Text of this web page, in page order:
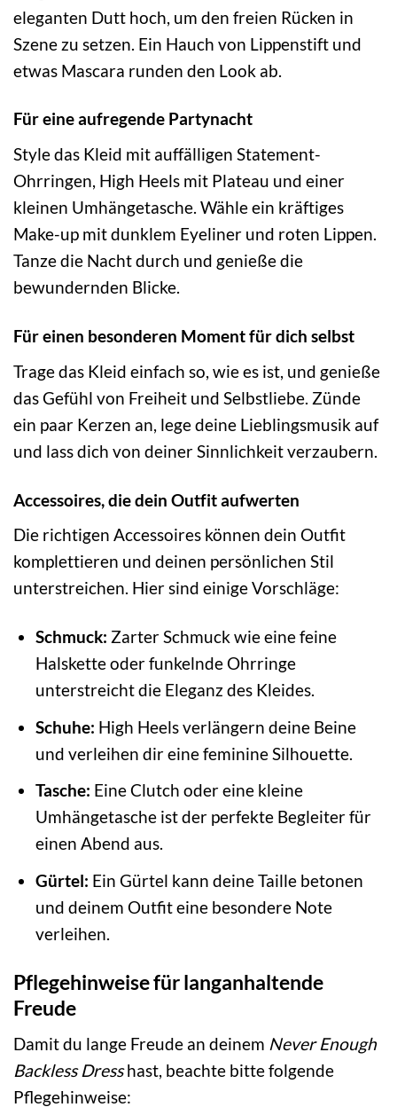
eleganten Dutt hoch, um den freien Rücken in
Szene zu setzen. Ein Hauch von Lippenstift und
etwas Mascara runden den Look ab.
Für eine aufregende Partynacht
Style das Kleid mit auffälligen Statement-
Ohrringen, High Heels mit Plateau und einer
kleinen Umhängetasche. Wähle ein kräftiges
Make-up mit dunklem Eyeliner und roten Lippen.
Tanze die Nacht durch und genieße die
bewundernden Blicke.
Für einen besonderen Moment für dich selbst
Trage das Kleid einfach so, wie es ist, und genieße
das Gefühl von Freiheit und Selbstliebe. Zünde
ein paar Kerzen an, lege deine Lieblingsmusik auf
und lass dich von deiner Sinnlichkeit verzaubern.
Accessoires, die dein Outfit aufwerten
Die richtigen Accessoires können dein Outfit
komplettieren und deinen persönlichen Stil
unterstreichen. Hier sind einige Vorschläge:
Schmuck: Zarter Schmuck wie eine feine
Halskette oder funkelnde Ohrringe
unterstreicht die Eleganz des Kleides.
Schuhe: High Heels verlängern deine Beine
und verleihen dir eine feminine Silhouette.
Tasche: Eine Clutch oder eine kleine
Umhängetasche ist der perfekte Begleiter für
einen Abend aus.
Gürtel: Ein Gürtel kann deine Taille betonen
und deinem Outfit eine besondere Note
verleihen.
Pflegehinweise für langanhaltende
Freude
Damit du lange Freude an deinem Never Enough
Backless Dresshast, beachte bitte folgende
Pflegehinweise: